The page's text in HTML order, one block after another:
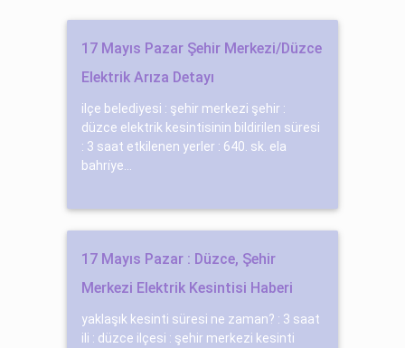
17 Mayıs Pazar Şehir Merkezi/Düzce
Elektrik Arıza Detayı
ilçe belediyesi : şehir merkezi şehir :
düzce elektrik kesintisinin bildirilen süresi
: 3 saat etkilenen yerler : 640. sk. ela
bahri̇ye...
17 Mayıs Pazar : Düzce, Şehir
Merkezi Elektrik Kesintisi Haberi
yaklaşık kesinti süresi ne zaman? : 3 saat
ili : düzce ilçesi : şehir merkezi kesinti